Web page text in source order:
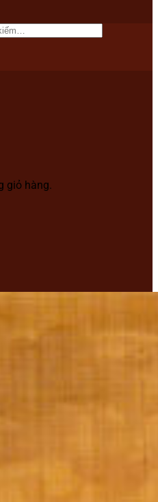
giỏ hàng.